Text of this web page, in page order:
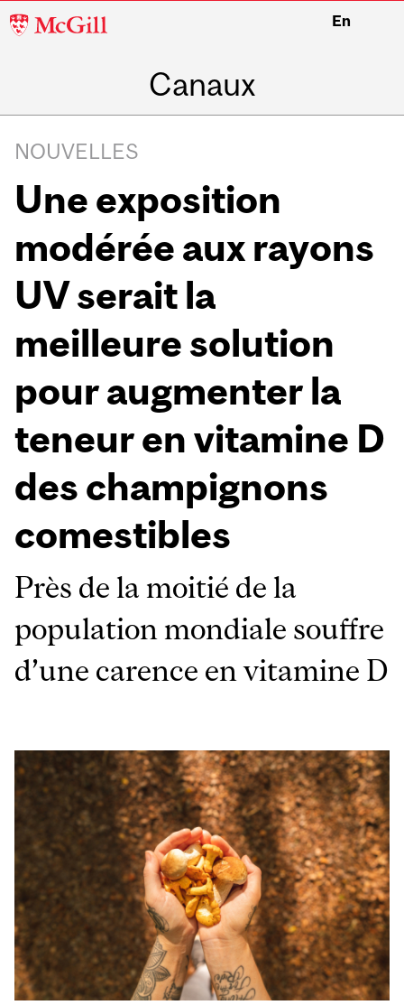
McGill
En
Canaux
NOUVELLES
Une exposition
modérée aux rayons
UV serait la
meilleure solution
pour augmenter la
teneur en vitamine D
des champignons
comestibles
Près de la moitié de la
population mondiale souffre
d’une carence en vitamine D